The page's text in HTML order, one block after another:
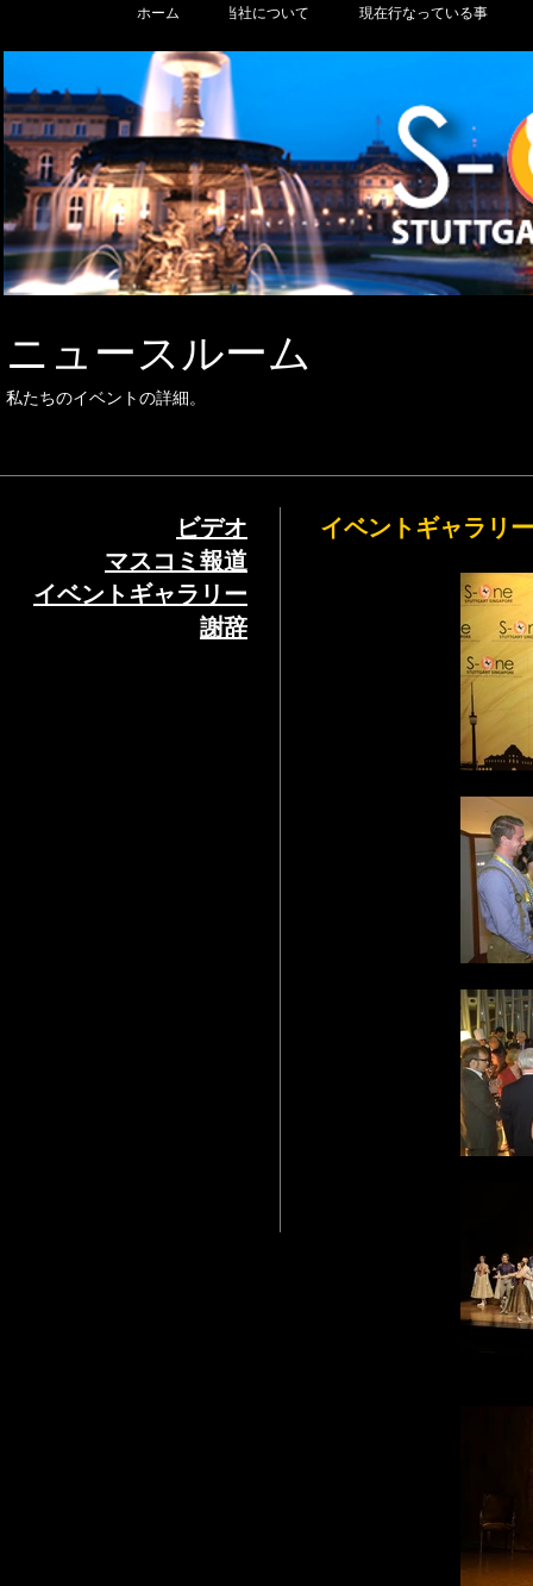
当社について
ホーム 現在行なっている事
ニュースルーム
私たちのイベントの詳細。
イベントギャラリー
ビデオ
マスコミ報道
イベントギャラリー
謝辞